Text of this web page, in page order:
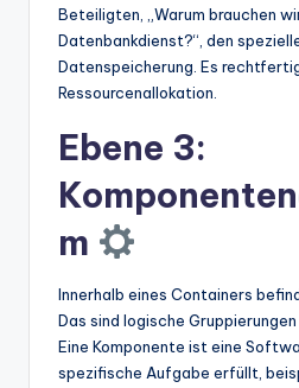
Beteiligten, „Warum brauchen
Datenbankdienst?“, den
Datenspeicherung. Es
Ressourcenallokation.
Ebene 3:
m
Innerhalb eines Containers
Das sind logische
Eine Komponente ist eine
spezifische Aufgabe erfüllt,